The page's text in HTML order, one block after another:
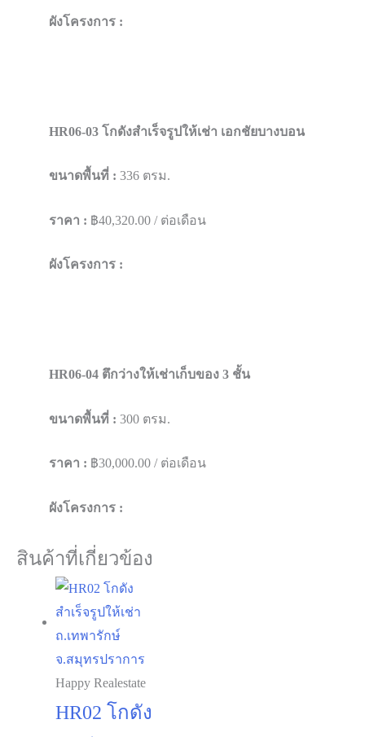
ผังโครงการ :
HR06-03 โกดังสำเร็จรูปให้เช่า เอกชัยบางบอน
ขนาดพื้นที่ : 336 ตรม.
ราคา : ฿40,320.00 / ต่อเดือน
ผังโครงการ :
HR06-04 ตึกว่างให้เช่าเก็บของ 3 ชั้น
ขนาดพื้นที่ : 300 ตรม.
ราคา : ฿30,000.00 / ต่อเดือน
ผังโครงการ :
สินค้าที่เกี่ยวข้อง
Happy Realestate
HR02 โกดัง